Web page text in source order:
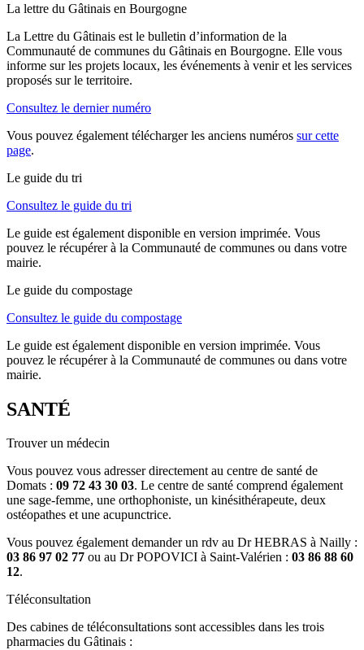
La lettre du Gâtinais en Bourgogne
La Lettre du Gâtinais est le bulletin d’information de la
Communauté de communes du Gâtinais en Bourgogne. Elle vous
informe sur les projets locaux, les événements à venir et les services
proposés sur le territoire.
Consultez le dernier numéro
Vous pouvez également télécharger les anciens numéros sur cette
page.
Le guide du tri
Consultez le guide du tri
Le guide est également disponible en version imprimée. Vous
pouvez le récupérer à la Communauté de communes ou dans votre
mairie.
Le guide du compostage
Consultez le guide du compostage
Le guide est également disponible en version imprimée. Vous
pouvez le récupérer à la Communauté de communes ou dans votre
mairie.
SANTÉ
Trouver un médecin
Vous pouvez vous adresser directement au centre de santé de
Domats : 09 72 43 30 03. Le centre de santé comprend également
une sage-femme, une orthophoniste, un kinésithérapeute, deux
ostéopathes et une acupunctrice.
Vous pouvez également demander un rdv au Dr HEBRAS à Nailly :
03 86 97 02 77 ou au Dr POPOVICI à Saint-Valérien : 03 86 88 60
12.
Téléconsultation
Des cabines de téléconsultations sont accessibles dans les trois
pharmacies du Gâtinais :